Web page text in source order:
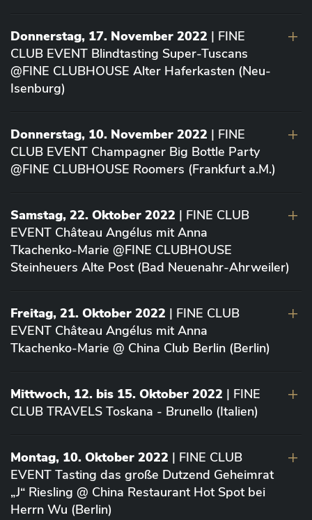
Donnerstag, 17. November 2022 | FINE
CLUB EVENT Blindtasting Super-Tuscans
@FINE CLUBHOUSE Alter Haferkasten (Neu-
Isenburg)
Donnerstag, 10. November 2022 | FINE
CLUB EVENT Champagner Big Bottle Party
@FINE CLUBHOUSE Roomers (Frankfurt a.M.)
Samstag, 22. Oktober 2022 | FINE CLUB
EVENT Château Angélus mit Anna
Tkachenko-Marie @FINE CLUBHOUSE
Steinheuers Alte Post (Bad Neuenahr-Ahrweiler)
Freitag, 21. Oktober 2022 | FINE CLUB
EVENT Château Angélus mit Anna
Tkachenko-Marie @ China Club Berlin (Berlin)
Mittwoch, 12. bis 15. Oktober 2022 | FINE
CLUB TRAVELS Toskana - Brunello (Italien)
Montag, 10. Oktober 2022 | FINE CLUB
EVENT Tasting das große Dutzend Geheimrat
„J“ Riesling @ China Restaurant Hot Spot bei
Herrn Wu (Berlin)